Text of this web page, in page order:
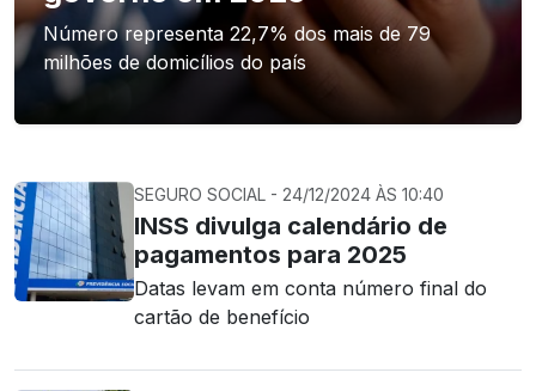
Número representa 22,7% dos mais de 79
milhões de domicílios do país
SEGURO SOCIAL - 24/12/2024 ÀS 10:40
INSS divulga calendário de
pagamentos para 2025
Datas levam em conta número final do
cartão de benefício